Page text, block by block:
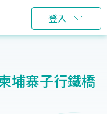
登入
埔寨子行鐵橋